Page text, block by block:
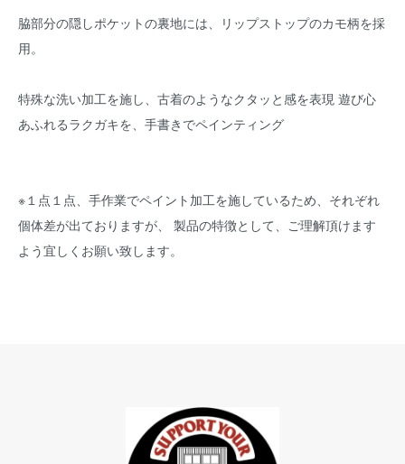
脇部分の隠しポケットの裏地には、リップストップのカモ柄を採
用。
特殊な洗い加工を施し、古着のようなクタッと感を表現 遊び心
あふれるラクガキを、手書きでペインティング
※１点１点、手作業でペイント加工を施しているため、それぞれ
個体差が出ておりますが、 製品の特徴として、ご理解頂けます
よう宜しくお願い致します。